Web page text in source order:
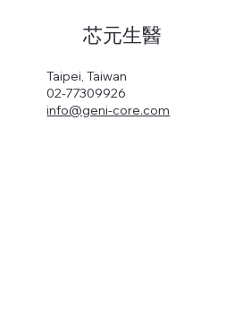
芯元生醫
Taipei, Taiwan
02-77309926
info@geni-core.com